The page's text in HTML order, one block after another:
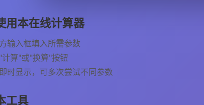
用本在线计算器
输入框填入所需参数
计算"或"换算"按钮
时显示，可多次尝试不同参数
工具